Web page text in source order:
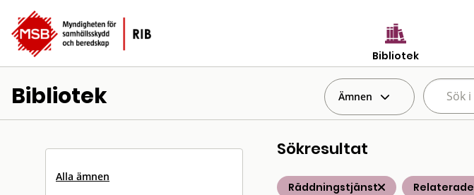
Bibliotek
Bibliotek Ämnen
Alla ämnen
Sökresultat
Räddningstjänst Relaterade